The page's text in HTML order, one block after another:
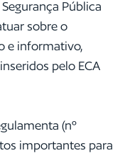
Pública
sobre o
e informativo,
pelo ECA
(nº
importantes para